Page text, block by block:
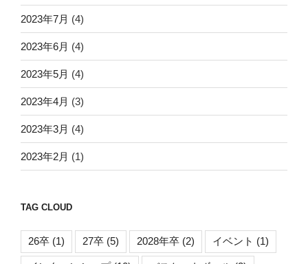
2023年7月 (4)
2023年6月 (4)
2023年5月 (4)
2023年4月 (3)
2023年3月 (4)
2023年2月 (1)
TAG CLOUD
26卒 (1) 27卒 (5) 2028年卒 (2) イベント (1)